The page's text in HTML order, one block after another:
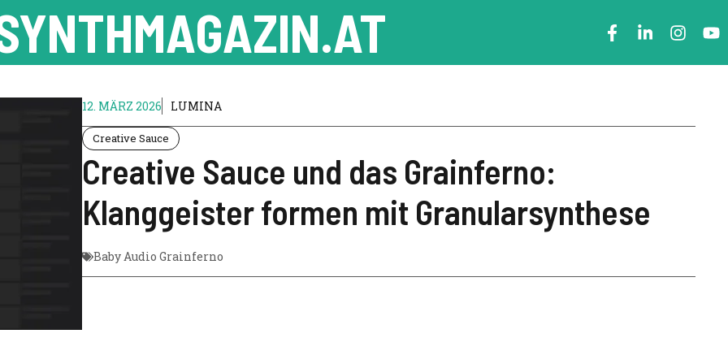
12. MÄRZ 2026 LUMINA
Creative Sauce
Creative Sauce und das Grainferno:
Klanggeister formen mit Granularsynthese
Baby Audio Grainferno